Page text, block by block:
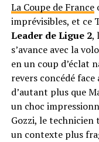
La Coupe de France
imprévisibles, et ce
Leader de Ligue 2,
s’avance avec la
en un coup d’éclat
revers concédé face
d’autant plus que
un choc
Gozzi, le technicien
un contexte plus